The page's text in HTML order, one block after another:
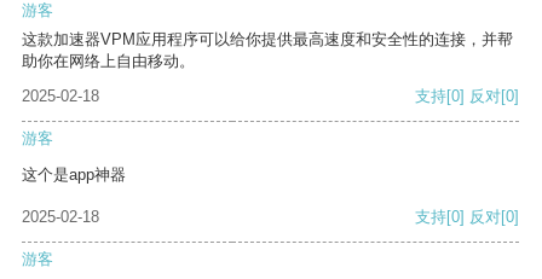
游客
这款加速器VPM应用程序可以给你提供最高速度和安全性的连接，并帮
助你在网络上自由移动。
2025-02-18
支持[0] 反对[0]
游客
这个是app神器
2025-02-18 支持[0] 反对[0]
游客